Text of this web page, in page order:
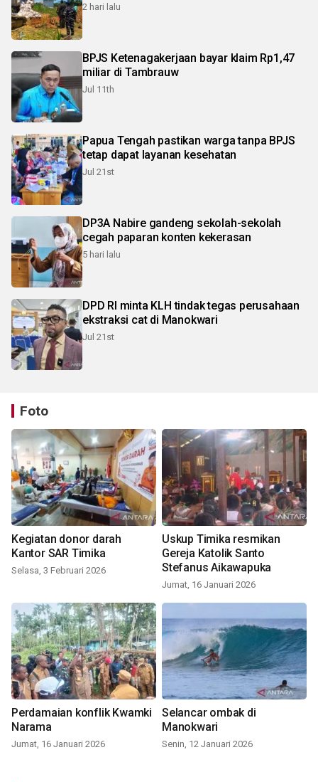
2 hari lalu
BPJS Ketenagakerjaan bayar klaim Rp1,47
miliar di Tambrauw
Jul 11th
Papua Tengah pastikan warga tanpa BPJS
tetap dapat layanan kesehatan
Jul 21st
DP3A Nabire gandeng sekolah-sekolah
cegah paparan konten kekerasan
5 hari lalu
DPD RI minta KLH tindak tegas perusahaan
ekstraksi cat di Manokwari
Jul 21st
Foto
Kegiatan donor darah
Kantor SAR Timika
Selasa, 3 Februari 2026
Uskup Timika resmikan
Gereja Katolik Santo
Stefanus Aikawapuka
Jumat, 16 Januari 2026
Perdamaian konflik Kwamki
Narama
Jumat, 16 Januari 2026
Selancar ombak di
Manokwari
Senin, 12 Januari 2026